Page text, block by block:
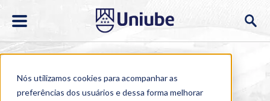
Nós utilizamos cookies para acompanhar as
preferências dos usuários e dessa forma melhorar